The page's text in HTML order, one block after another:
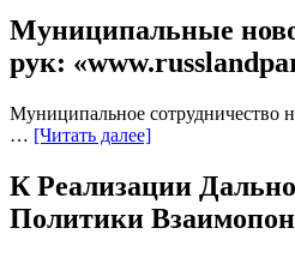
Муниципальные
рук:
Муниципальное сотрудничество
… [Читать далее]
К Реализации
Политики